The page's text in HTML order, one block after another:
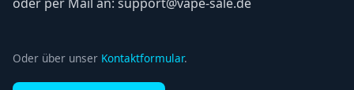
Oder über unser Kontaktformular.